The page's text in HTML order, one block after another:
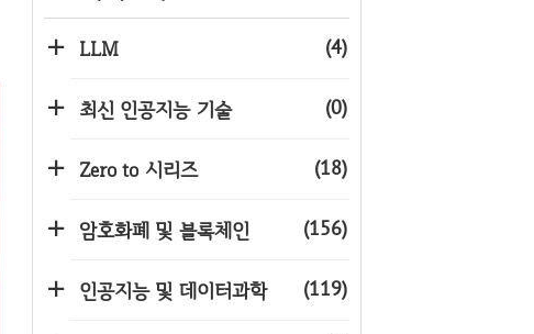
LLM (4)
최신 인공지능 기술 (0)
Zero to 시리즈 (18)
암호화폐 및 블록체인 (156)
인공지능 및 데이터과학 (119)